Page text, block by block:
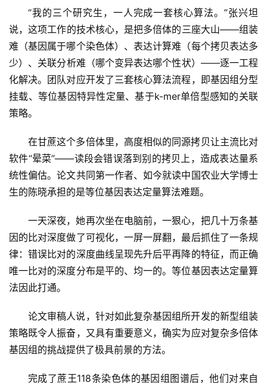
页
云
糖
网
公
现
价
专
地
“我的三个研究生，一人完成一套核心算法。”张兴坦
说，这项工作的技术核心，是把多倍体的三座大山——组装
难（基因属于哪个染色体）、表达计算难（每个拷贝表达多
少）、关联分析难（哪个变异表达哪个性状）——逐一工程
化解决。团队对应开发了三套核心算法流程，即基因组分型
挂载、等位基因特异性定量、基于k-mer单倍型感知的关联
策略。
在甘蔗这个多倍体里，高度相似的同源拷贝让主流比对
软件“晕菜”——读段会错误落到别的拷贝上，造成表达量系
统性偏估。论文共同第一作者、如今就读中国农业大学博士
生的陈晓承担的是等位基因表达定量算法难题。
一天深夜，她再次坐在电脑前，一狠心，把几十万条基
因的比对深度做了可视化，一屏一屏翻，最后抓住了一条规
律：错误比对的深度曲线呈现先升后平再降的特征，而正确
唯一比对的深度分布是平的、均一的。等位基因表达定量算
法因此打通。
论文审稿人说，针对如此复杂基因组所开发的新型组装
策略既令人振奋，又具有重要意义，确实为应对复杂多倍体
基因组的挑战提供了极具前景的方法。
完成了蔗王118条染色体的基因组图谱后，他们对来自